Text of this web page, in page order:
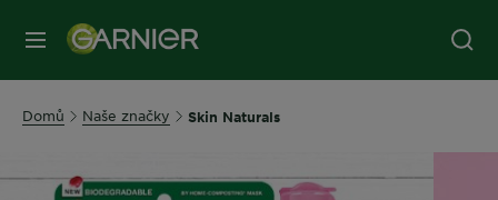
MENU
Domů Naše značky Skin Naturals